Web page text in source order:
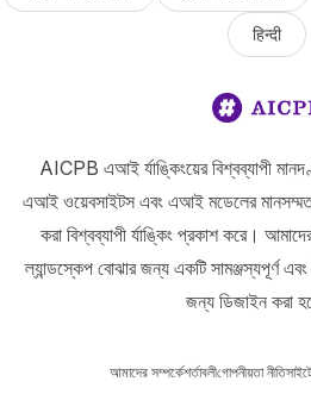
हिन्दी
AICPB এআই র্যাঙ্কিংয়ের বিশ্বব্যাপী
এআই ওয়েবসাইটস এবং এআই মডেলের
করা বিশ্বব্যাপী র্যাঙ্কিং প্রকাশ করে।
ল্যান্ডস্কেপ বোঝার জন্য একটি সামঞ্জস্যপূর্ণ এবং
জন্য ডিজাইন করা
আমাদের সম্পর্কেশর্তাবলীগোপনীয়তা নীতি